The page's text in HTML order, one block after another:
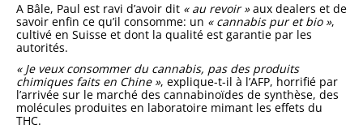
A Bâle, Paul est ravi d’avoir dit « au revoir »aux dealers et de
savoir enfin ce qu’il consomme: un « cannabis pur et bio »,
cultivé en Suisse et dont la qualité est garantie par les
autorités.
« Je veux consommer du cannabis, pas des produits
chimiques faits en Chine », explique-t-il à l’AFP, horrifié par
l’arrivée sur le marché des cannabinoïdes de synthèse, des
molécules produites en laboratoire mimant les effets du
THC.